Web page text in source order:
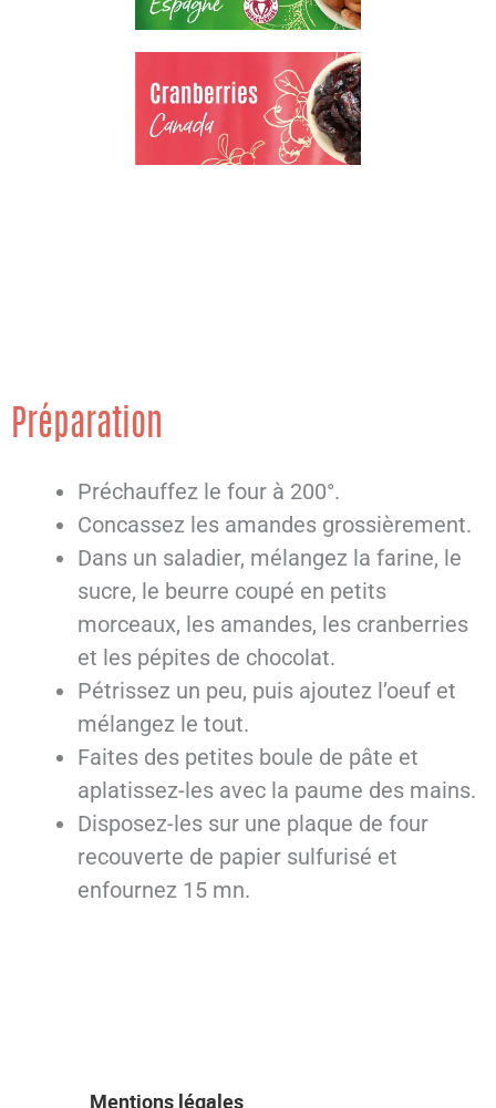
Préparation
Préchauffez le four à 200°.
Concassez les amandes grossièrement.
Dans un saladier, mélangez la farine, le
sucre, le beurre coupé en petits
morceaux, les amandes, les cranberries
et les pépites de chocolat.
Pétrissez un peu, puis ajoutez l’oeuf et
mélangez le tout.
Faites des petites boule de pâte et
aplatissez-les avec la paume des mains.
Disposez-les sur une plaque de four
recouverte de papier sulfurisé et
enfournez 15 mn.
Mentions légales